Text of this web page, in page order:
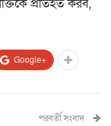
প্রতিহত করব,
Google+
পরবর্তী সংবাদ